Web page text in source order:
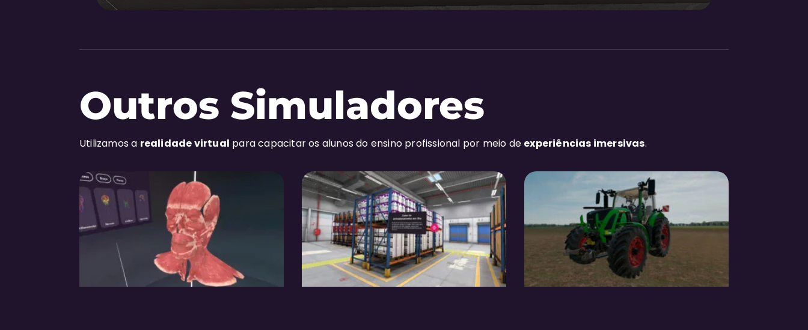
Outros Simuladores
Utilizamos a realidade virtual para capacitar os alunos do ensino profissional por meio de experiências imersivas.